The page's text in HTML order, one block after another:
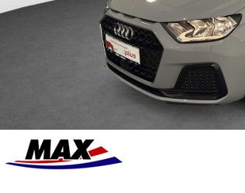
Unfall- und
Lackservice
Großkunden /
Flottenkunden
Connect VW,
Audi & Skoda